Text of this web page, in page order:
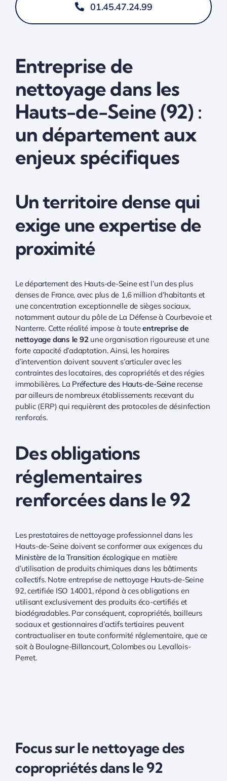
01.45.47.24.99
Entreprise de
nettoyage dans les
Hauts-de-Seine (92) :
un département aux
enjeux spécifiques
Un territoire dense qui
exige une expertise de
proximité
Le département des Hauts-de-Seine est l’un des plus
denses de France, avec plus de 1,6 million d’habitants et
une concentration exceptionnelle de sièges sociaux,
notamment autour du pôle de La Défense à Courbevoie et
Nanterre. Cette réalité impose à touteentreprise de
nettoyage dans le 92une organisation rigoureuse et une
forte capacité d’adaptation. Ainsi, les horaires
d’intervention doivent souvent s’articuler avec les
contraintes des locataires, des copropriétés et des régies
immobilières. La Préfecture des Hauts-de-Seinerecense
par ailleurs de nombreux établissements recevant du
public (ERP) qui requièrent des protocoles de désinfection
renforcés.
Des obligations
réglementaires
renforcées dans le 92
Les prestataires de nettoyage professionnel dans les
Hauts-de-Seine doivent se conformer aux exigences du
Ministère de la Transition écologiqueen matière
d’utilisation de produits chimiques dans les bâtiments
collectifs. Notre entreprise de nettoyage Hauts-de-Seine
92, certifiée ISO 14001, répond à ces obligations en
utilisant exclusivement des produits éco-certifiés et
biodégradables. Par conséquent, copropriétés, bailleurs
sociaux et gestionnaires d’actifs tertiaires peuvent
contractualiser en toute conformité réglementaire, que ce
soit à Boulogne-Billancourt, Colombes ou Levallois-
Perret.
Focus sur le nettoyage des
copropriétés dans le 92